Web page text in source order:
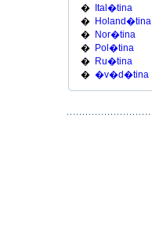
�
Ital�tina
� Holand�tina
� Nor�tina
� Pol�tina
� Ru�tina
� �v�d�tina